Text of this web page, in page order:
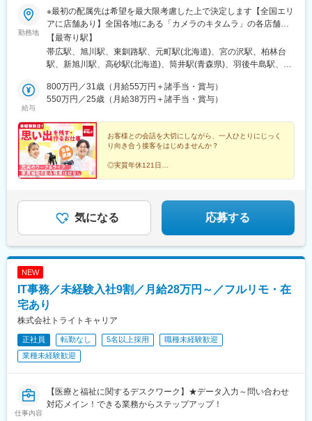
弁天町駅、北千里駅、曽根駅(大阪府)、南摂津駅、大日駅、長堀橋
駅、枚方公園駅、高槻駅、りんくうタウン駅、八尾南駅、千里中
央駅(北大阪急行)、古川橋駅、伏見桃山駅、馬堀駅、淀駅、松井山
手駅、常盤駅(京都府)、西京極駅、醍醐駅(京都府)、六地蔵駅(京都
市営)、洛西口駅、二条駅、五条駅(京都市営)、上鳥羽口駅、貴船
茶屋駅、湊川公園駅、山陽天満駅、旧居留地・大丸前駅、三木駅
(神戸電鉄線)、本竜野駅、仁川駅、学園都市駅、春日野道駅(阪神
学研奈良登美ケ丘駅、近江八幡駅、草津駅(滋賀県)、石山駅、近江
神宮前駅、南彦根駅、中松江駅、和歌山駅、紀ノ川駅、木太町
駅、新居浜駅、井口駅(広島県)、ししぶ駅、遠賀野駅、花畑駅、宇
美駅、行橋駅、赤間駅、西鉄柳川駅、筑前前原駅、蒲池駅(福岡
県)、飯塚駅、大保駅、笹原駅、瀬高駅、春日原駅、羽犬塚駅、上
栖駅、武雄温泉駅、宮崎駅、西都城駅、上塩屋駅、枕崎駅、国分
駅(鹿児島県)、香椎駅、今宿駅、次郎丸駅、茶山駅(福岡県)、赤嶺
駅、てだこ浦西駅、首里駅、中村公園駅、上飯田駅、浄心駅、覚
王山駅、高蔵寺駅、新静岡駅、柳川駅、日赤病院前駅、陸前高砂
駅、美栄橋駅、高崎駅、八王子駅、調布駅、西国分寺駅、狭山市
中駅、鳴海駅、苅安賀駅、大垣駅、二十軒駅、四日市駅、津駅、
前後駅、三河豊田駅、牛田駅(愛知県)、岐南駅、浜松駅、北参道
駅、南方駅(大阪府)、米野駅、西鉄福岡駅、虎ノ門ヒルズ駅、高輪
ゲートウェイ駅、赤羽橋駅、汐留駅、溜池山王駅、浜松町駅、西
日暮里駅、代官山駅、西早稲田駅、新宿御苑前駅、西太子堂駅、
桜田門駅、秋葉原駅、二重橋前駅、半蔵門駅、新日本橋駅、水道
橋駅、日比谷駅、青井駅、牛田駅(東京都)、上野広小路駅、蓮沼
駅、平和島駅、銀座駅、馬喰横山駅、宝町駅(東京都)、新中野駅、
大崎広小路駅、吉祥寺駅、池袋駅、赤羽岩淵駅、とうきょうスカ
イツリー駅、住吉駅(東京都)、祐天寺駅、国道駅、平沼橋駅、蒔田
駅、新杉田駅、センター北駅、宮前平駅、高島町駅、伊勢佐木長
勤務地
※最初の配属先は希望を最大限考慮した上で決定します【全国エリ
アに店舗あり】全国各地にある「カメラのキタムラ」の各店舗へ
配属となります。※転勤あり★「家賃8割補助」「引越し費用全額
負担」など、転勤の負担が少なくなるサポートをしっかりとご用
意しています。★自動車通勤可（店舗による）・駐車場あり（店
https://sss.kitamura.jp/※下記に記載の【勤務地一覧】住所につきま
しては、全国の拠点から一部抜粋したものになります※受動喫煙対
【最寄り駅】
帯広駅、旭川駅、東釧路駅、元町駅(北海道)、宮の沢駅、柏林台
駅、新旭川駅、高砂駅(北海道)、筒井駅(青森県)、羽後牛島駅、土
駅、酒田駅、羽前千歳駅、福島駅(福島県)、いわき駅、郡山駅(福
島県)、古津駅、春日山駅、東柏崎駅、西新発田駅、西大島駅、光
寺駅、町田駅、三鷹駅、田無駅、小田急多摩センター駅、東大和
市駅、清瀬駅、池袋駅、北千住駅、有楽町駅、自由が丘駅、新日
本橋駅、たまプラーザ駅、京急川崎駅、武蔵溝ノ口駅、鴨居駅、
川崎駅、武蔵小杉駅、東神奈川駅、横浜駅、瀬谷駅、橋本駅(神奈
川県)、本厚木駅、海老名駅(相鉄・小田急)、辻堂駅、平塚駅、鴨
駅、五井駅、茂原駅、千葉ニュータウン中央駅、八千代台駅、ち
はら台駅、都賀駅、松戸駅、北国分駅、新津田沼駅、柏の葉キャ
仁田駅、掛川駅、助信駅、草薙駅(静岡鉄道線)、磐田駅、沼津駅、
寺本駅、南栄駅、徳重駅、印場駅、北岡崎駅、西尾駅、成岩駅、
新上挙母駅、南安城駅、上社駅、今伊勢駅、小牧口駅、桐原駅(長
市駅、白子駅、名張駅、平田町駅、高山駅、岐阜駅、蘇原駅、南
富山駅、大泉駅(富山県)、七尾駅、七ツ屋駅、新西金沢駅、北府
駅、高の原駅、瀬田駅(滋賀県)、南彦根駅、長浜駅、少路駅、枚方
市駅、松井山手駅、新石切駅、高槻駅、堺駅、富木駅、和泉中央
給与
800万円／31歳（月給55万円＋諸手当・賞与）
550万円／25歳（月給38万円＋諸手当・賞与）
お客様との会話を大切にしながら、一人ひとりにじっく
り向き合う接客をはじめませんか？
◎実質年休121日
◎有休取得率95.5％
◎産休・育休取得実績多数
気になる 応募する
NEW
IT事務／未経験入社9割／月給28万円～／フルリモ・在
宅あり
株式会社トライトキャリア
正社員 転勤なし 5名以上採用
職種未経験歓迎
業種未経験歓迎
仕事内容
【医療と福祉に関するデスクワーク】★データ入力～問い合わせ
対応メイン！できる業務からステップアップ！